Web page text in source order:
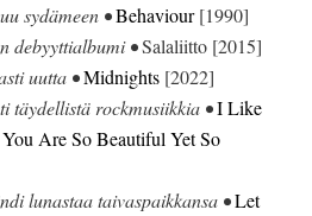
sydämeen •Behaviour[1990]
debyyttialbumi •Salaliitto [2015]
uutta •Midnights [2022]
täydellistä rockmusiikkia •I Like
Are So Beautiful Yet So
lunastaa taivaspaikkansa •Let